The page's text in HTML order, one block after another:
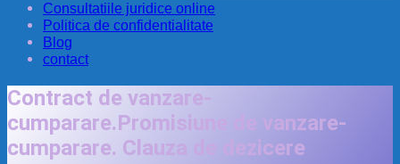
Consultatiile juridice online
Politica de confidentialitate
Blog
contact
Contract de vanzare-
cumparare.Promisiune de vanzare-
cumparare. Clauza de dezicere